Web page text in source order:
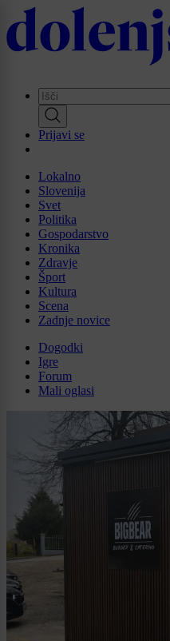
Skip
to
main
Prijavi se
Lokalno
Slovenija
Svet
Politika
Gospodarstvo
Kronika
Zdravje
Šport
Kultura
Scena
Zadnje novice
Dogodki
Igre
Forum
Mali oglasi